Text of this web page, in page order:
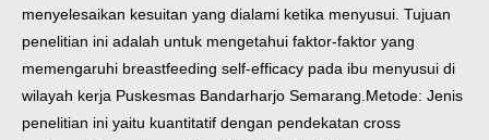
menyelesaikan kesuitan yang dialami ketika menyusui. Tujuan
penelitian ini adalah untuk mengetahui faktor-faktor yang
memengaruhi breastfeeding self-efficacy pada ibu menyusui di
wilayah kerja Puskesmas Bandarharjo Semarang.Metode: Jenis
penelitian ini yaitu kuantitatif dengan pendekatan cross